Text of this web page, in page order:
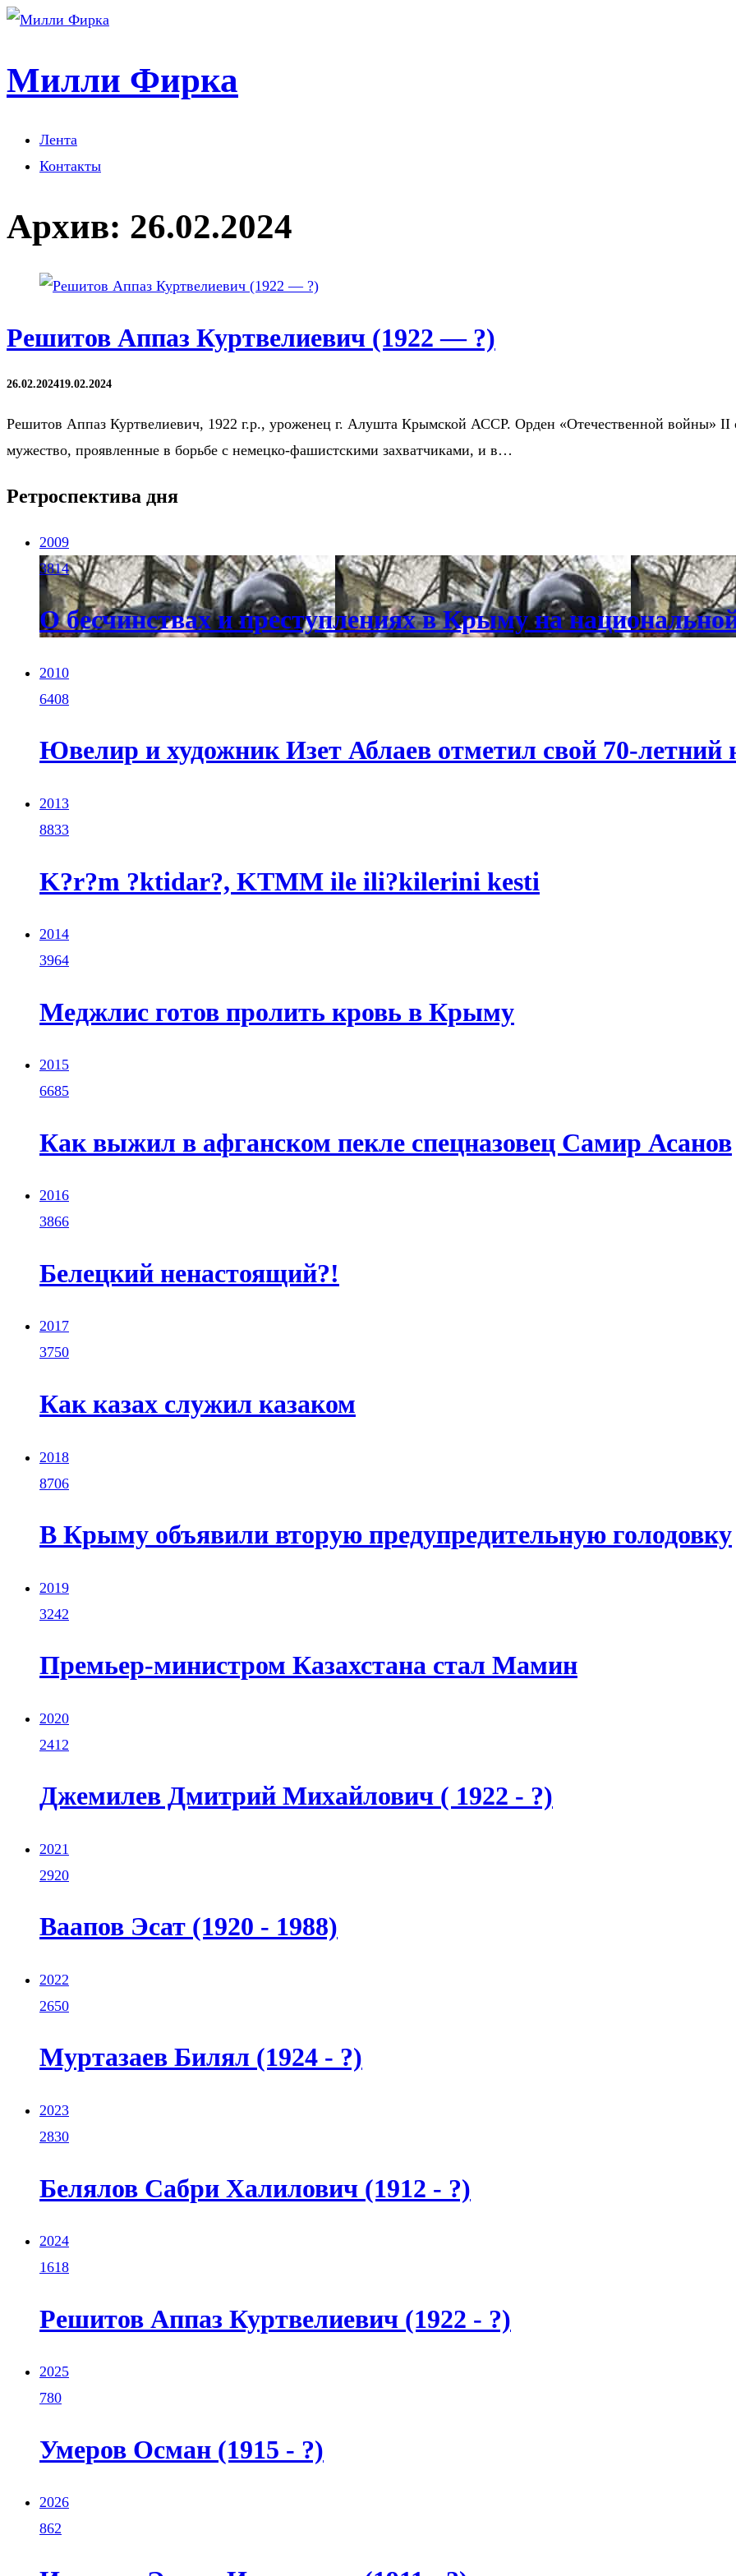
Милли Фирка
Лента
Контакты
Архив: 26.02.2024
Решитов Аппаз Куртвелиевич (1922 — ?)
26.02.202419.02.2024
Решитов Аппаз Куртвелиевич, 1922 г.р., уроженец г. Алушта Крымской АССР. Орден «Отечественной войны» II
мужество, проявленные в борьбе с немецко-фашистскими захватчиками, и в…
Ретроспектива дня
2009
3814
О бесчинствах и преступлениях в Крыму на
2010
6408
Ювелир и художник Изет Аблаев отметил свой 70-летний
2013
8833
K?r?m ?ktidar?, KTMM ile ili?kilerini kesti
2014
3964
Меджлис готов пролить кровь в Крыму
2015
6685
Как выжил в афганском пекле спецназовец Самир Асанов
2016
3866
Белецкий ненастоящий?!
2017
3750
Как казах служил казаком
2018
8706
В Крыму объявили вторую предупредительную голодовку
2019
3242
Премьер-министром Казахстана стал Мамин
2020
2412
Джемилев Дмитрий Михайлович ( 1922 - ?)
2021
2920
Ваапов Эсат (1920 - 1988)
2022
2650
Муртазаев Билял (1924 - ?)
2023
2830
Белялов Сабри Халилович (1912 - ?)
2024
1618
Решитов Аппаз Куртвелиевич (1922 - ?)
2025
780
Умеров Осман (1915 - ?)
2026
862